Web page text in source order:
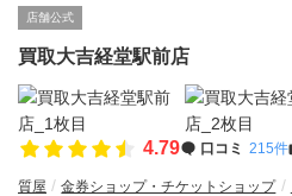
店舗公式
買取大吉経堂駅前店
4.79 口コミ 215件
質屋 金券ショップ・チケットショップ